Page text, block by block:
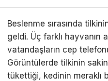
Beslenme sırasında
geldi. Üç farklı hayvanın
vatandaşların cep
Görüntülerde tilkinin
tükettiği, kedinin meraklı